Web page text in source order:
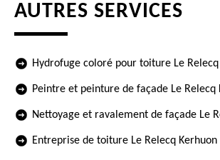
AUTRES SERVICES
Hydrofuge coloré pour toiture Le
Peintre et peinture de façade Le Relecq
Nettoyage et ravalement de façade Le
Entreprise de toiture Le Relecq Kerhuon